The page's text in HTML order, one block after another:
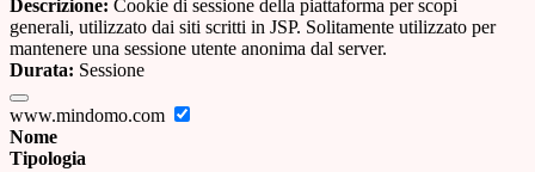
Descrizione: Cookie di sessione della piattaforma per scopi
generali, utilizzato dai siti scritti in JSP. Solitamente utilizzato per
mantenere una sessione utente anonima dal server.
Durata: Sessione
www.mindomo.com
Nome
Tipologia